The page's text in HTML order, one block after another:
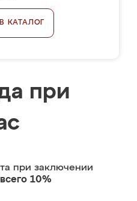
КАТАЛОГ
при
при заключении
всего 10%